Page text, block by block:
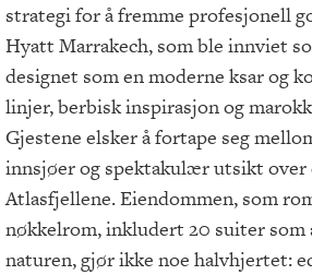
strategi for å fremme profesjonell
Hyatt Marrakech, som ble innviet
designet som en moderne ksar og
linjer, berbisk inspirasjon og
Gjestene elsker å fortape seg
innsjøer og spektakulær utsikt over
Atlasfjellene. Eiendommen, som
nøkkelrom, inkludert 20 suiter
naturen, gjør ikke noe halvhjertet: